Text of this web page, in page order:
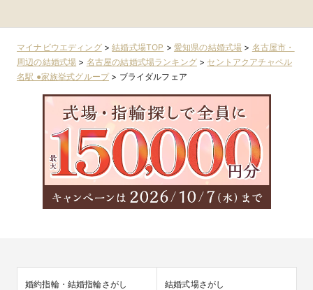
マイナビウエディング>結婚式場TOP > 愛知県の結婚式場 > 名古屋市・
周辺の結婚式場 > 名古屋の結婚式場ランキング> セントアクアチャペル
名駅 ●家族挙式グループ> ブライダルフェア
婚約指輪・結婚指輪さがし 結婚式場さがし